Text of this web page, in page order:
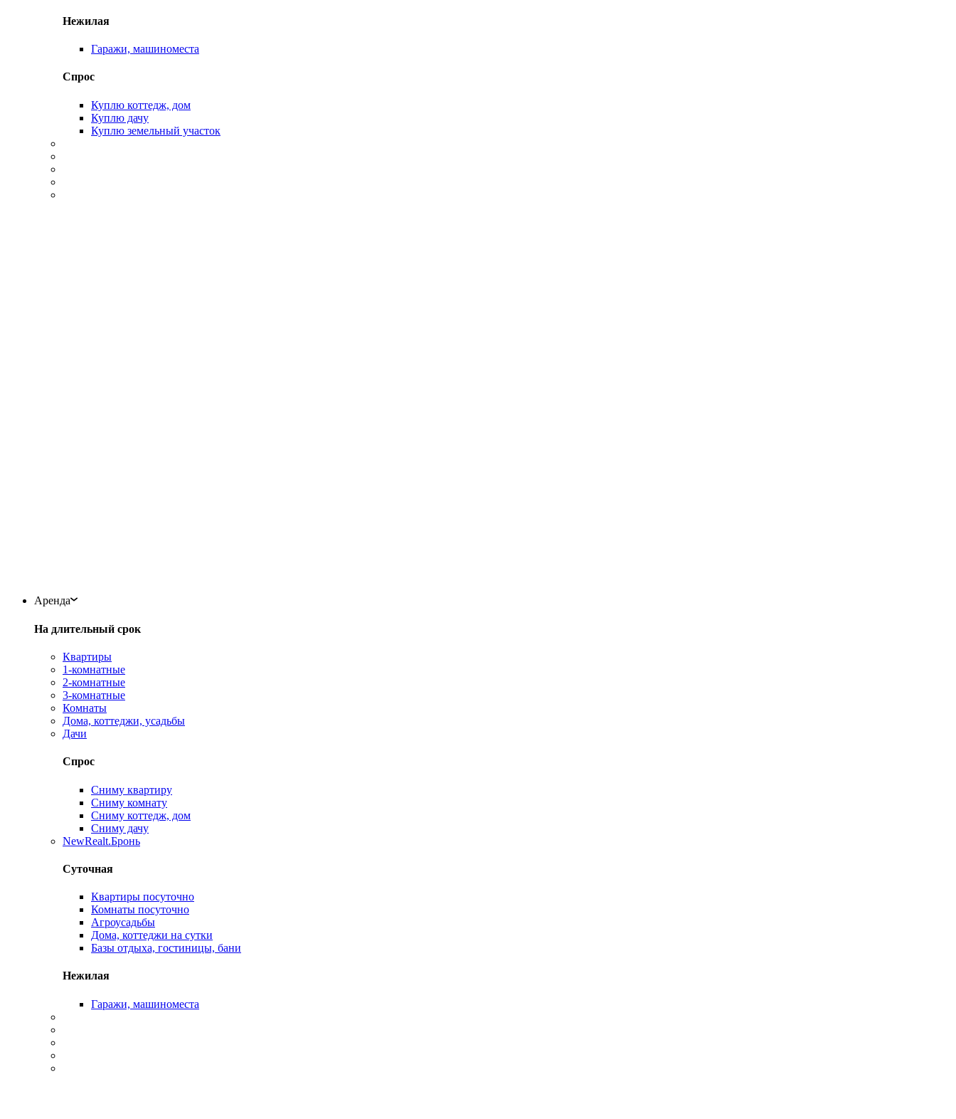
Нежилая
Гаражи, машиноместа
Спрос
Куплю коттедж, дом
Куплю дачу
Куплю земельный участок
Аренда
На длительный срок
Квартиры
1-комнатные
2-комнатные
3-комнатные
Комнаты
Дома, коттеджи, усадьбы
Дачи
Спрос
Сниму квартиру
Сниму комнату
Сниму коттедж, дом
Сниму дачу
NewRealt.Бронь
Суточная
Квартиры посуточно
Комнаты посуточно
Агроусадьбы
Дома, коттеджи на сутки
Базы отдыха, гостиницы, бани
Нежилая
Гаражи, машиноместа